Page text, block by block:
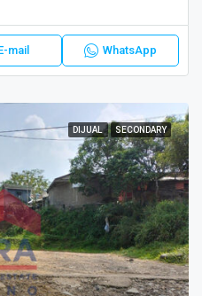
mail WhatsApp
DIJUAL SECONDARY